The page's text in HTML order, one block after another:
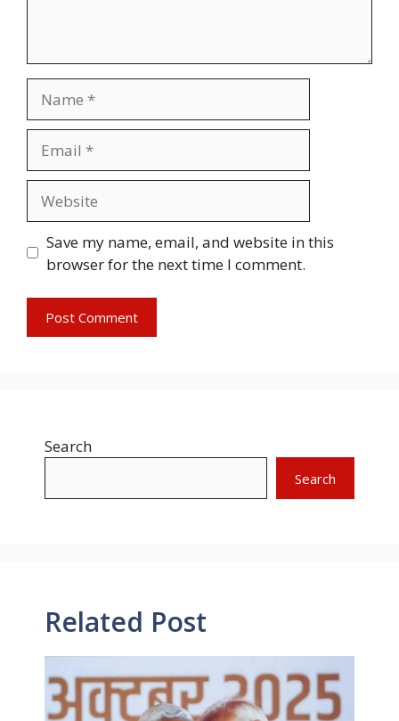
Save my name, email, and website in this
browser for the next time I comment.
Search
Search
Related Post